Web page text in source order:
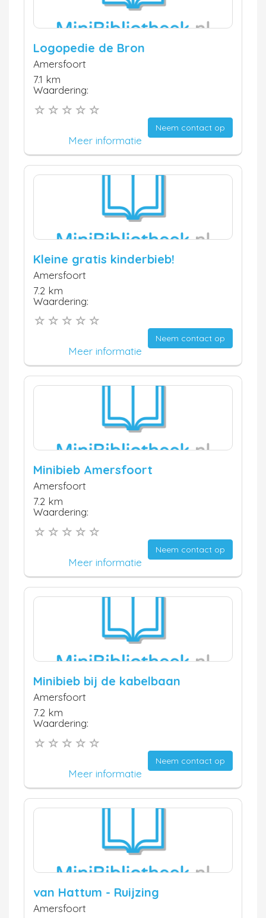
Logopedie de Bron
Amersfoort
7.1 km
Waardering:
Neem contact op
Meer informatie
Kleine gratis kinderbieb!
Amersfoort
7.2 km
Waardering:
Neem contact op
Meer informatie
Minibieb Amersfoort
Amersfoort
7.2 km
Waardering:
Neem contact op
Meer informatie
Minibieb bij de kabelbaan
Amersfoort
7.2 km
Waardering:
Neem contact op
Meer informatie
van Hattum - Ruijzing
Amersfoort